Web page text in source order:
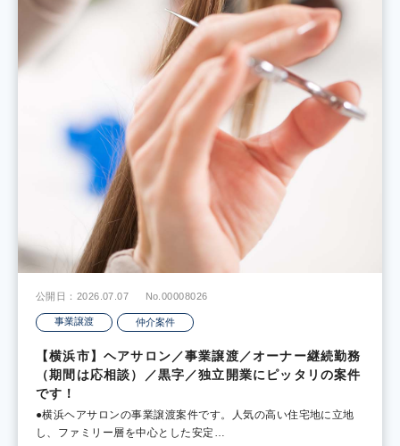
公開日：2026.07.07 No.00008026
事業譲渡 仲介案件
【横浜市】ヘアサロン／事業譲渡／オーナー継続勤務
（期間は応相談）／黒字／独立開業にピッタリの案件
です！
●横浜ヘアサロンの事業譲渡案件です。人気の高い住宅地に立地
し、ファミリー層を中心とした安定…